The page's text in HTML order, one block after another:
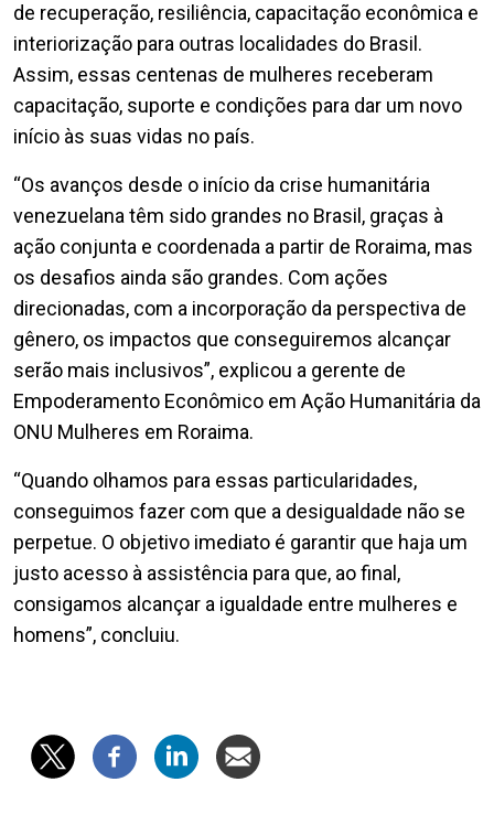
de recuperação, resiliência, capacitação econômica e
interiorização para outras localidades do Brasil.
Assim, essas centenas de mulheres receberam
capacitação, suporte e condições para dar um novo
início às suas vidas no país.
“Os avanços desde o início da crise humanitária
venezuelana têm sido grandes no Brasil, graças à
ação conjunta e coordenada a partir de Roraima, mas
os desafios ainda são grandes. Com ações
direcionadas, com a incorporação da perspectiva de
gênero, os impactos que conseguiremos alcançar
serão mais inclusivos”, explicou a gerente de
Empoderamento Econômico em Ação Humanitária da
ONU Mulheres em Roraima.
“Quando olhamos para essas particularidades,
conseguimos fazer com que a desigualdade não se
perpetue. O objetivo imediato é garantir que haja um
justo acesso à assistência para que, ao final,
consigamos alcançar a igualdade entre mulheres e
homens”, concluiu.